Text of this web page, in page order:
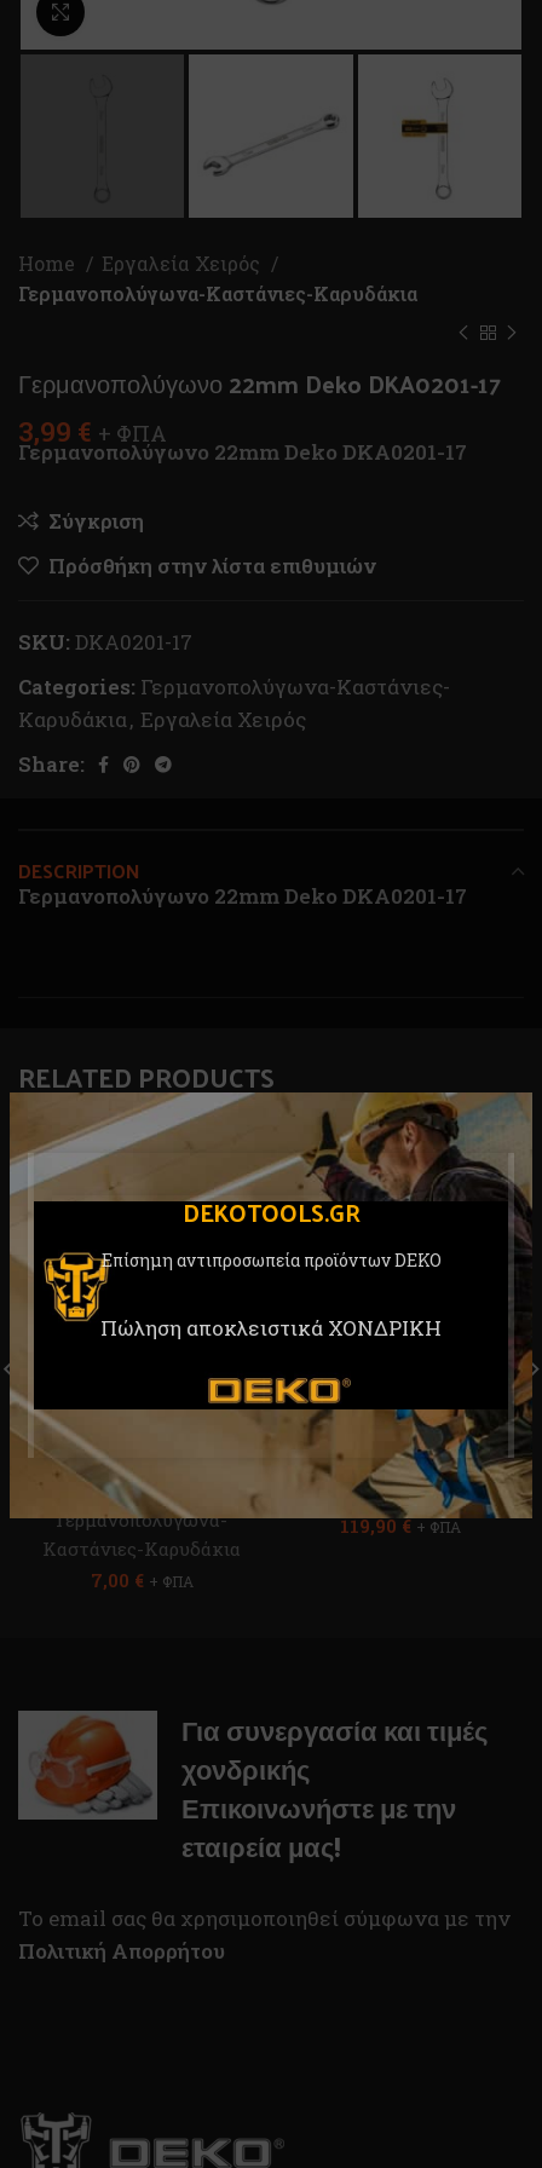
DEKOTOOLS.GR
Επίσημη αντιπροσωπεία προϊόντων DEKO
Πώληση αποκλειστικά ΧΟΝΔΡΙΚΗ
Home
Εργαλεία Χειρός
Γερμανοπολύγωνα-Καστάνιες-Καρυδάκια
Γερμανοπολύγωνο 22mm Deko DKA0201-17
3,99 € + ΦΠΑ
Γερμανοπολύγωνο 22mm Deko DKA0201-17
Σύγκριση
Πρόσθήκη στην λίστα επιθυμιών
SKU: DKA0201-17
Categories: Γερμανοπολύγωνα-Καστάνιες-
Καρυδάκια, Εργαλεία Χειρός
Share:
DESCRIPTION
Γερμανοπολύγωνο 22mm Deko DKA0201-17
RELATED PRODUCTS
Επαγγελματική Καστάνια
1/4”-6,35mm DEKO
DKA0301-01
Εργαλεία Χειρός
Γερμανοπολύγωνα-
Καστάνιες-Καρυδάκια
7,00 € + ΦΠΑ
Αλφάδι Σταυρωτό Laser
360° DEKO DKLL12PB2
Εργαλεία Χειρός,
Αλφάδια
119,90€ + ΦΠΑ
Για συνεργασία και τιμές
χονδρικής
Επικοινωνήστε με την
εταιρεία μας!
To email σας θα χρησιμοποιηθεί σύμφωνα με την
Πολιτική Απορρήτου